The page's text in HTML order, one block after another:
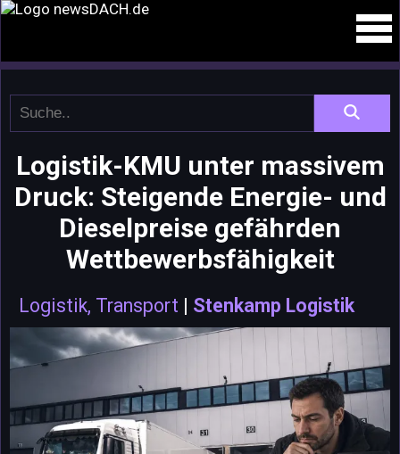
Logistik-KMU unter massivem
Druck: Steigende Energie- und
Dieselpreise gefährden
Wettbewerbsfähigkeit
Logistik, Transport | Stenkamp Logistik